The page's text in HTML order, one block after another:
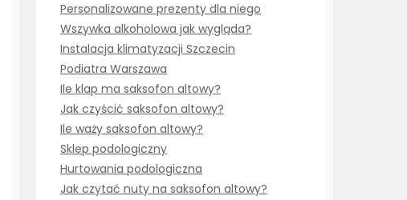
Personalizowane prezenty dla niego
Wszywka alkoholowa jak wygląda?
Instalacja klimatyzacji Szczecin
Podiatra Warszawa
Ile klap ma saksofon altowy?
Jak czyścić saksofon altowy?
Ile waży saksofon altowy?
Sklep podologiczny
Hurtowania podologiczna
Jak czytać nuty na saksofon altowy?